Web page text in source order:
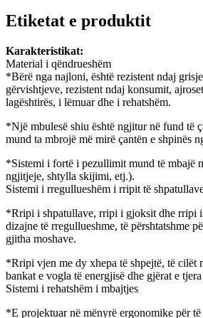
Etiketat e produktit
Karakteristikat:
Material i qëndrueshëm
*Bërë nga najloni, është rezistent ndaj
gërvishtjeve, rezistent ndaj konsumit,
lagështirës, ​​i lëmuar dhe i rehatshëm.
*Një mbulesë shiu është ngjitur në fund të
mund ta mbrojë më mirë çantën e shpinës
*Sistemi i fortë i pezullimit mund të mbajë
ngjitjeje, shtylla skijimi, etj.).
Sistemi i rregullueshëm i rripit të
*Rripi i shpatullave, rripi i gjoksit dhe rripi
dizajne të rregullueshme, të përshtatshme
gjitha moshave.
*Rripi vjen me dy xhepa të shpejtë, të cilët
bankat e vogla të energjisë dhe gjërat e
Sistemi i rehatshëm i mbajtjes
*E projektuar në mënyrë ergonomike për